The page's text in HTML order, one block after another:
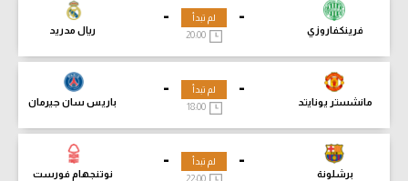
-
فرينكفاروزي
-
ريال مدريد
لم تبدأ
-
مانشستر يونايتد
-
باريس سان جيرمان
لم تبدأ
18:00
-
برشلونة
-
نوتنجهام فورست
لم تبدأ